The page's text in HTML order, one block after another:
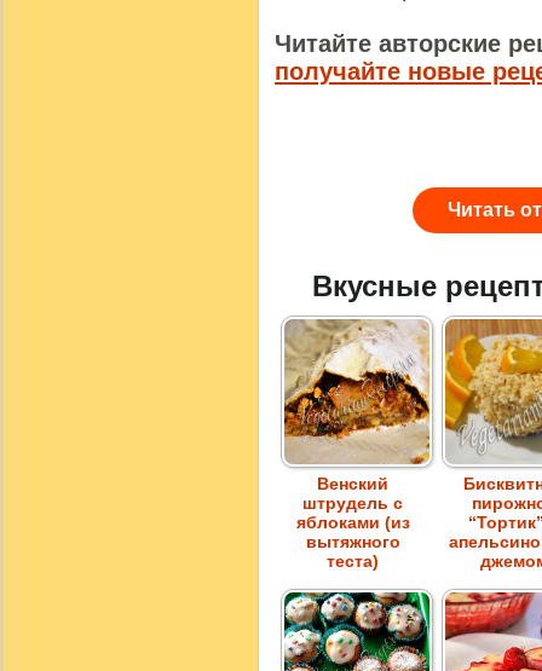
Читайте авторские
получайте новые
Читать
Вкусные
Венский
штрудель с
яблоками (из
вытяжного
теста)